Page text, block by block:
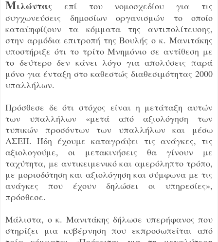
Μιλώντας επί του νομοσχεδίου για τις
συγχωνεύσεις δημοσίων οργανισμών το οποίο
καταψηφίζουν τα κόμματα της αντιπολίτευσης,
στην αρμόδια επιτροπή της Βουλής ο κ. Μανιτάκης
υποστήριξε ότι το τρίτο Μνημόνιο σε αντίθεση με
το δεύτερο δεν κάνει λόγο για απολύσεις παρά
μόνο για ένταξη στο καθεστώς διαθεσιμότητας 2000
υπαλλήλων.
Πρόσθεσε δε ότι στόχος είναι η μετάταξη αυτών
των υπαλλήλων «μετά από αξιολόγηση των
τυπικών προσόντων των υπαλλήλων και μέσω
ΑΣΕΠ. Ήδη έχουμε καταγράψει τις ανάγκες, τις
αξιολογούμε, οι μετακινήσεις θα γίνουν με
ταχύτητα, με αντικειμενικό και αμερόληπτο τρόπο,
με μοριοδότηση και αξιολόγηση και σύμφωνα με τις
ανάγκες που έχουν δηλώσει οι υπηρεσίες»,
πρόσθεσε.
Μάλιστα, ο κ. Μανιτάκης δήλωσε υπερήφανος που
στηρίζει μια κυβέρνηση που εκπροσωπείται από